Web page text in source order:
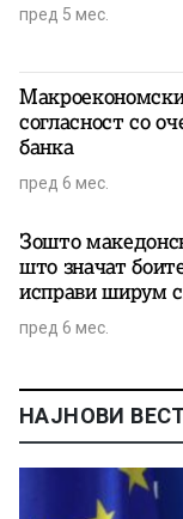
пред 5 мес.
согласност со
банка
пред 6 мес.
Зошто
што значат
исправи ширум
пред 6 мес.
НАЈНОВИ